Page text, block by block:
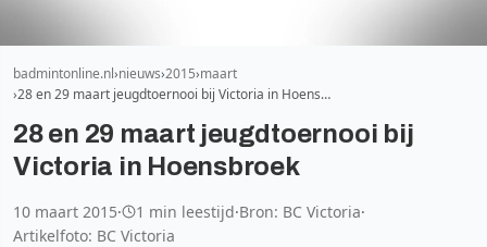
badmintonline.nl nieuws 2015 maart
28 en 29 maart jeugdtoernooi bij Victoria in Hoens…
28 en 29 maart jeugdtoernooi bij
Victoria in Hoensbroek
10 maart 2015· 1 min leestijd·Bron: BC Victoria·
Artikelfoto: BC Victoria